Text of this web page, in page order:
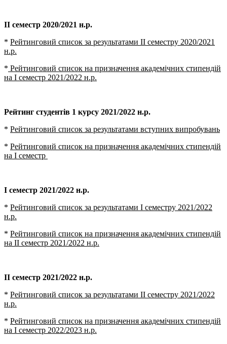
ІІ семестр 2020/2021 н.р.
* Рейтинговий список за результатами ІІ семестру 2020/2021
н.р.
* Рейтинговий список на призначення академічних стипендій
на І семестр 2021/2022 н.р.
Рейтинг студентів 1 курсу 2021/2022 н.р.
* Рейтинговий список за результатами вступних випробувань
* Рейтинговий список на призначення академічних стипендій
на І семестр
І семестр 2021/2022 н.р.
* Рейтинговий список за результатами І семестру 2021/2022
н.р.
* Рейтинговий список на призначення академічних стипендій
на ІІ семестр 2021/2022 н.р.
ІІ семестр 2021/2022 н.р.
* Рейтинговий список за результатами ІІ семестру 2021/2022
н.р.
* Рейтинговий список на призначення академічних стипендій
на І семестр 2022/2023 н.р.